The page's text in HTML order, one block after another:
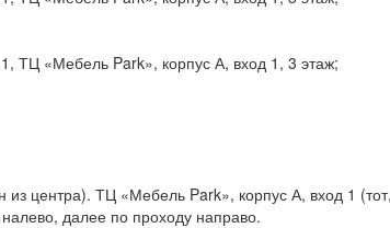
ТЦ «Мебель Park», корпус А, вход 1, 3 этаж;
центра). ТЦ «Мебель Park», корпус А, вход 1
далее по проходу направо.